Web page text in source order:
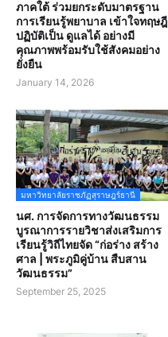
ภาคใต้ ร่วมยกระดับมาตรฐาน
การเรียนรู้พยาบาล เข้าใจทฤษฎี
ปฏิบัติเป็น ดูแลได้ อย่างมี
คุณภาพพร้อมรับใช้สังคมอย่าง
ยั่งยืน
January 14, 2026
มหาวิทยาลัยราชภัฏสุราษฎร์ธานี
นศ. การจัดการทางวัฒนธรรม
บูรณาการรายวิชาส่งเสริมการ
เรียนรู้วิถีไทยจัด “ก่อร่าง สร้าง
ศาล | พระภูมิคู่บ้าน สืบสาน
วัฒนธรรม”
September 25, 2025